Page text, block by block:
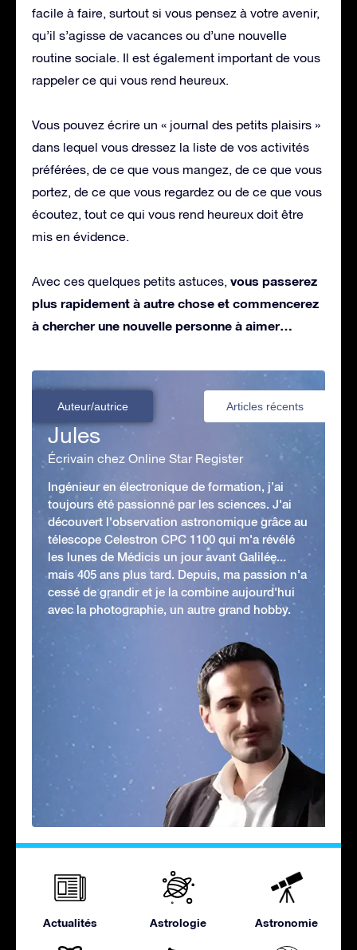
facile à faire, surtout si vous pensez à votre avenir,
qu’il s’agisse de vacances ou d’une nouvelle
routine sociale. Il est également important de vous
rappeler ce qui vous rend heureux.
Vous pouvez écrire un « journal des petits plaisirs »
dans lequel vous dressez la liste de vos activités
préférées, de ce que vous mangez, de ce que vous
portez, de ce que vous regardez ou de ce que vous
écoutez, tout ce qui vous rend heureux doit être
mis en évidence.
Avec ces quelques petits astuces, vous passerez
plus rapidement à autre chose et commencerez
à chercher une nouvelle personne à aimer…
Auteur/autrice Articles récents
Jules
Écrivain chez Online Star Register
Ingénieur en électronique de formation, j’ai
toujours été passionné par les sciences. J'ai
découvert l'observation astronomique grâce au
télescope Celestron CPC 1100 qui m'a révélé
les lunes de Médicis un jour avant Galilée...
mais 405 ans plus tard. Depuis, ma passion n'a
cessé de grandir et je la combine aujourd'hui
avec la photographie, un autre grand hobby.
Actualités Astrologie Astronomie